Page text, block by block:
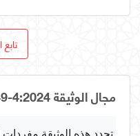
مجال الوثيقة GSO ISO 8549-4:2024